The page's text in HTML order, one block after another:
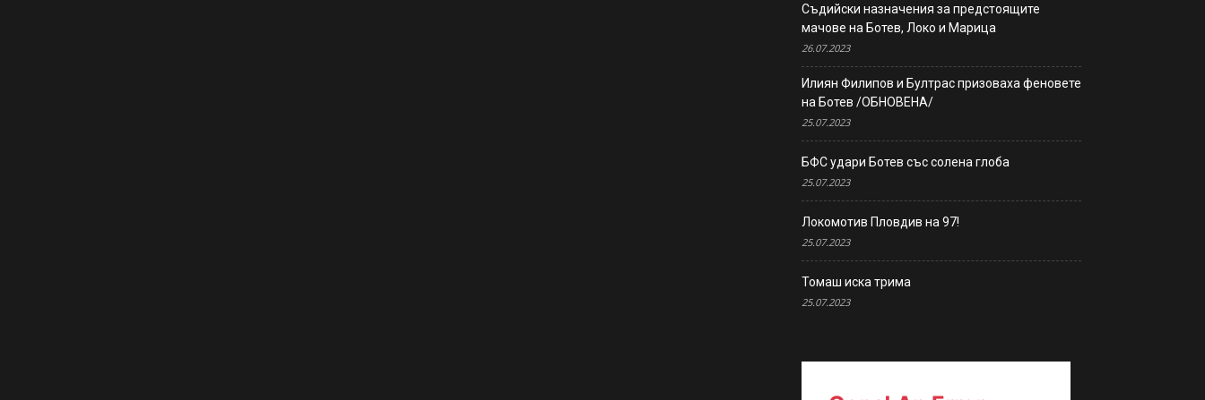
Съдийски назначения за предстоящите
мачове на Ботев, Локо и Марица
26.07.2023
Илиян Филипов и Бултрас призоваха феновете
на Ботев /ОБНОВЕНА/
25.07.2023
БФС удари Ботев със солена глоба
25.07.2023
Локомотив Пловдив на 97!
25.07.2023
Томаш иска трима
25.07.2023